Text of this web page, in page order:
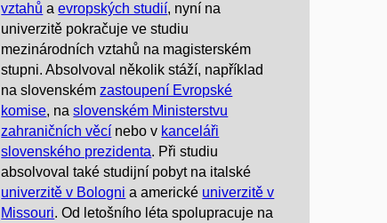
vztahů aevropských studií, nyní na
univerzitě pokračuje ve studiu
mezinárodních vztahů na magisterském
stupni. Absolvoval několik stáží, například
na slovenskémzastoupení Evropské
komise, naslovenském Ministerstvu
zahraničních věcí nebo v kanceláři
slovenského prezidenta. Při studiu
absolvoval také studijní pobyt na italské
univerzitě v Bologni a americké univerzitě v
Missouri. Od letošního léta spolupracuje na